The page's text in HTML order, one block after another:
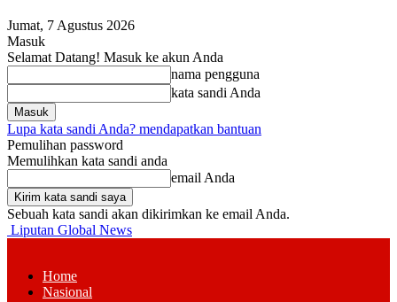
Jumat, 7 Agustus 2026
Masuk
Selamat Datang! Masuk ke akun Anda
nama pengguna
kata sandi Anda
Lupa kata sandi Anda? mendapatkan bantuan
Pemulihan password
Memulihkan kata sandi anda
email Anda
Sebuah kata sandi akan dikirimkan ke email Anda.
Liputan Global News
Home
Nasional